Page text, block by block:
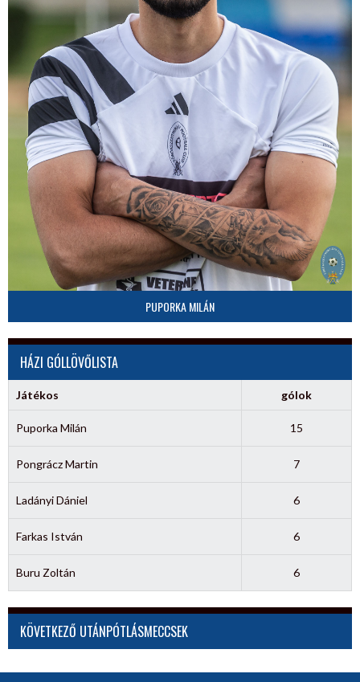
PUPORKA MILÁN
HÁZI GÓLLÖVŐLISTA
Játékos gólok
Puporka Milán 15
Pongrácz Martin 7
Ladányi Dániel 6
Farkas István 6
Buru Zoltán 6
KÖVETKEZŐ UTÁNPÓTLÁSMECCSEK